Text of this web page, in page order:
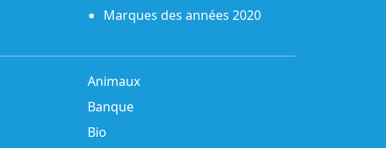
Marques des années 2020
Animaux
Banque
Bio